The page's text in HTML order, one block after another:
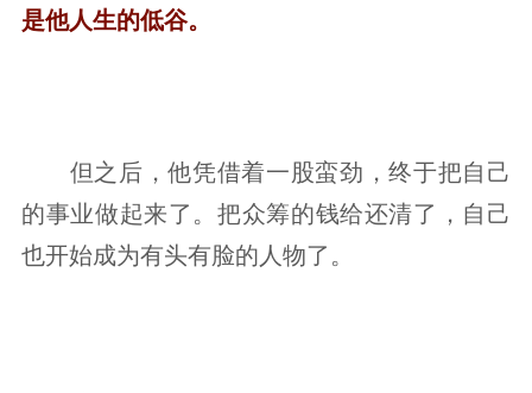
是他人生的低谷。
但之后，他凭借着一股蛮劲，终于把自己
的事业做起来了。把众筹的钱给还清了，自己
也开始成为有头有脸的人物了。